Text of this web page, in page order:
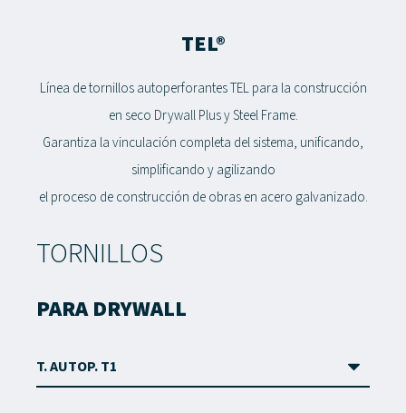
TEL®
Línea de tornillos autoperforantes TEL para la construcción
en seco Drywall Plus y Steel Frame.
Garantiza la vinculación completa del sistema, unificando,
simplificando y agilizando
el proceso de construcción de obras en acero galvanizado.
TORNILLOS
PARA DRYWALL